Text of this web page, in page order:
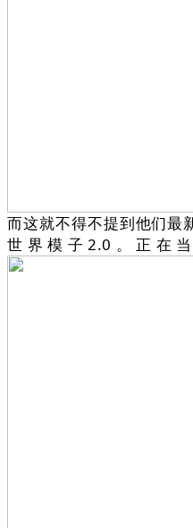
而这就不得不提到他们
世界模子2.0。正在